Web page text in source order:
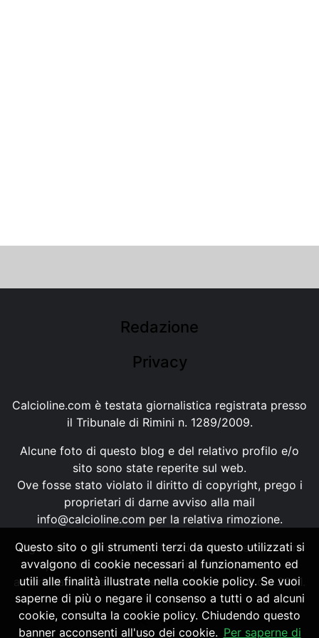
Redazione
Privacy
Calcioline.com è testata giornalistica registrata presso
il Tribunale di Rimini n. 1289/2009.
Alcune foto di questo blog e del relativo profilo e/o
sito sono state reperite sul web.
Ove fosse stato violato il diritto di copyright, prego i
proprietari di darne avviso alla mail
info@calcioline.com per la relativa rimozione.
Ogni testo e foto di proprietà di Calcioline.com non
possono essere copiati o riprodotti, senza
autorizzazione, ai sensi della normativa n.29 del 2001.
Questo sito o gli strumenti terzi da questo utilizzati si
avvalgono di cookie necessari al funzionamento ed
utili alle finalità illustrate nella cookie policy. Se vuoi
saperne di più o negare il consenso a tutti o ad alcuni
cookie, consulta la cookie policy. Chiudendo questo
banner acconsenti all'uso dei cookie. Per saperne di